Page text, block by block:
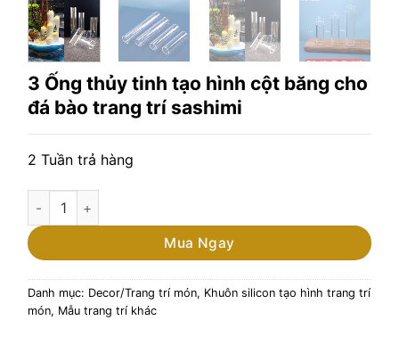
3 Ống thủy tinh tạo hình cột băng cho
đá bào trang trí sashimi
2 Tuần trả hàng
3 Ống thủy tinh tạo hình cột băng cho đá bào trang trí
Mua Ngay
Danh mục: Decor/Trang trí món, Khuôn silicon tạo hình trang trí
món, Mẫu trang trí khác